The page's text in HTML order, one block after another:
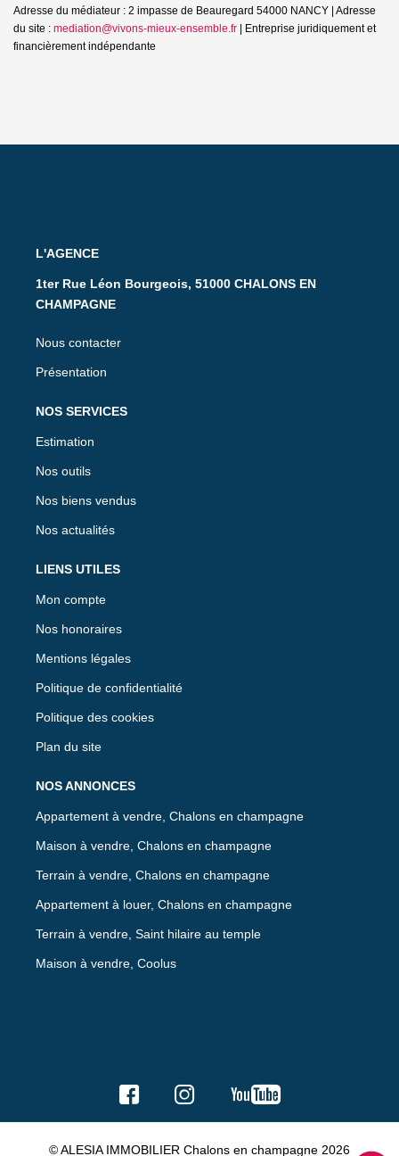
Adresse du médiateur : 2 impasse de Beauregard 54000 NANCY | Adresse
du site : mediation@vivons-mieux-ensemble.fr | Entreprise juridiquement et
financièrement indépendante
L'AGENCE
1ter Rue Léon Bourgeois, 51000 CHALONS EN
CHAMPAGNE
Nous contacter
Présentation
NOS SERVICES
Estimation
Nos outils
Nos biens vendus
Nos actualités
LIENS UTILES
Mon compte
Nos honoraires
Mentions légales
Politique de confidentialité
Politique des cookies
Plan du site
NOS ANNONCES
Appartement à vendre, Chalons en champagne
Maison à vendre, Chalons en champagne
Terrain à vendre, Chalons en champagne
Appartement à louer, Chalons en champagne
Terrain à vendre, Saint hilaire au temple
Maison à vendre, Coolus
© ALESIA IMMOBILIER Chalons en champagne 2026